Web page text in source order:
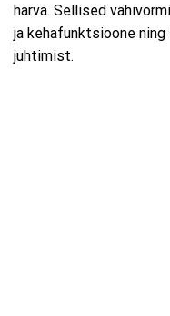
harva. Sellised
ja kehafunktsioone
juhtimist.